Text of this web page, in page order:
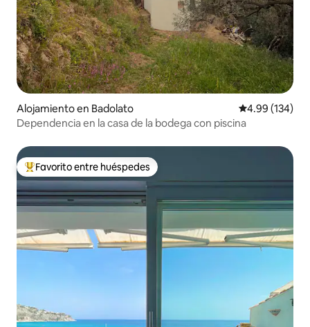
Alojamiento en Badolato Calificación
4.99 (134)
Dependencia en la casa de la bodega con piscina
Favorito entre huéspedes preferido
Favorito entre huéspedes